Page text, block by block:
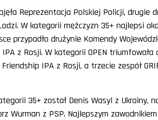
Reprezentacja Polskiej Policji, drugie
W kategorii mężczyzn 35+ najlepsi
przypadło drużynie Komendy
z Rosji. W kategorii OPEN triumfowała
IPA z Rosji, a trzecie zespół
35+ został Denis Wasyl z Ukrainy,
Wurman z PSP. Najlepszym